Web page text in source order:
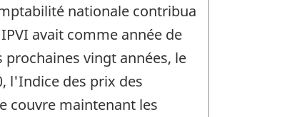
nationale contribua
avait comme année de
vingt années, le
l'Indice des prix des
couvre maintenant les